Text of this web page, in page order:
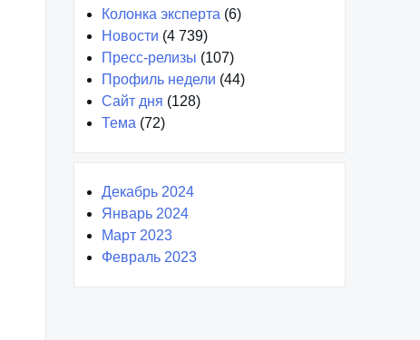
Колонка эксперта (6)
Новости (4 739)
Пресс-релизы (107)
Профиль недели (44)
Сайт дня (128)
Тема (72)
Декабрь 2024
Январь 2024
Март 2023
Февраль 2023